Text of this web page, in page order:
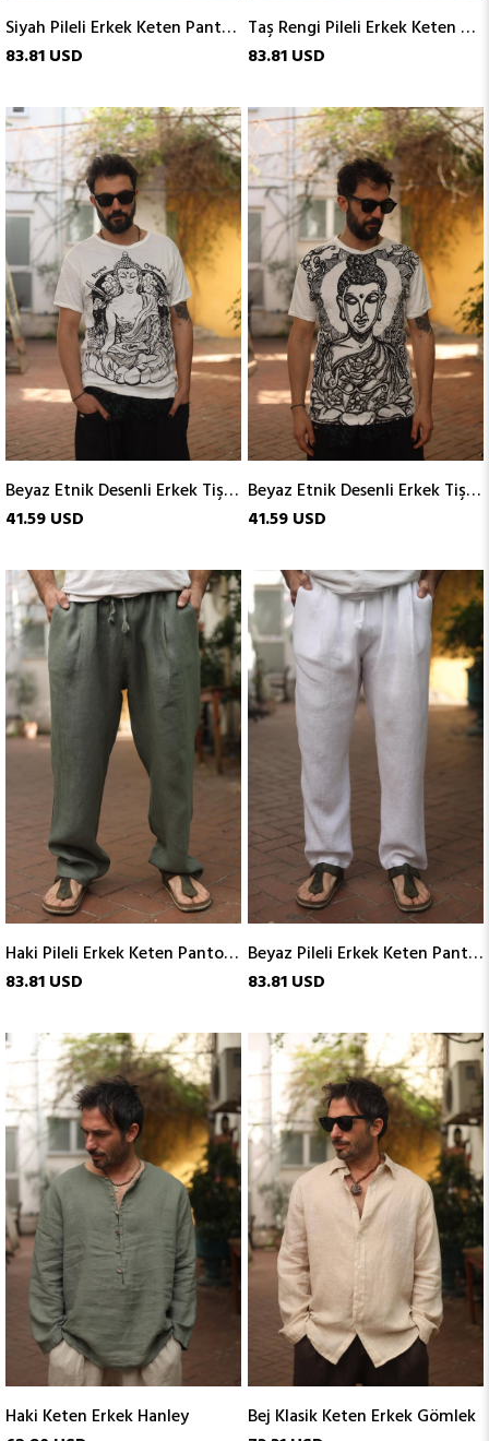
Siyah Pileli Erkek Keten Pantolon
83.81 USD
Taş Rengi Pileli Erkek Keten Pantolon
83.81 USD
Beyaz Etnik Desenli Erkek Tişört
41.59 USD
Beyaz Etnik Desenli Erkek Tişört
41.59 USD
Haki Pileli Erkek Keten Pantolon
83.81 USD
Beyaz Pileli Erkek Keten Pantolon
83.81 USD
Haki Keten Erkek Hanley
Bej Klasik Keten Erkek Gömlek